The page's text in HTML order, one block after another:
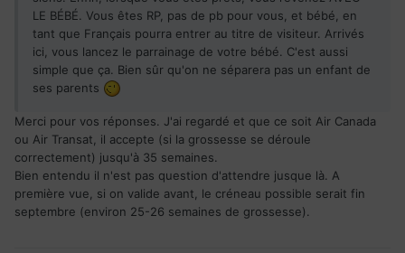
LE BÉBÉ. Vous êtes RP, pas de pb pour vous, et bébé, en
tant que Français pourra entrer au titre de visiteur. Arrivés
ici, vous lancez le parrainage de votre bébé. C'est aussi
simple que ça. Bien sûr qu'on ne séparera pas un enfant de
ses parents
Merci pour vos réponses. J'ai regardé et que ce soit Air Canada
ou Air Transat, il accepte (si la grossesse se déroule
correctement) jusqu'à 35 semaines.
Bien entendu il n'est pas question d'attendre jusque là. A
première vue, si on valide avant, le créneau possible serait fin
septembre (environ 25-26 semaines de grossesse).